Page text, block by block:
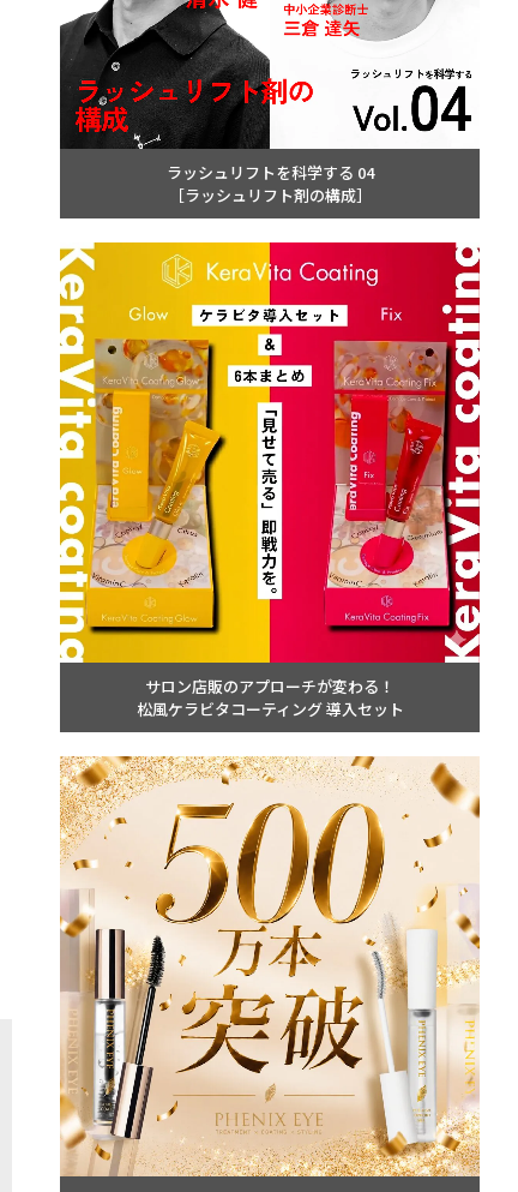
ラッシュリフトを科学する 04
［ラッシュリフト剤の構成］
サロン店販のアプローチが変わる！
松風ケラビタコーティング 導入セット